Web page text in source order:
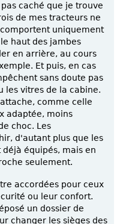
caché que je trouve
de mes tracteurs ne
uniquement
haut des jambes
en arrière, au cours
Et puis, en cas
sans doute pas
les vitres de la cabine.
comme celle
adaptée, moins
choc. Les
d'autant plus que les
équipés, mais en
seulement.
accordées pour ceux
ou leur confort.
un dossier de
changer les sièges des